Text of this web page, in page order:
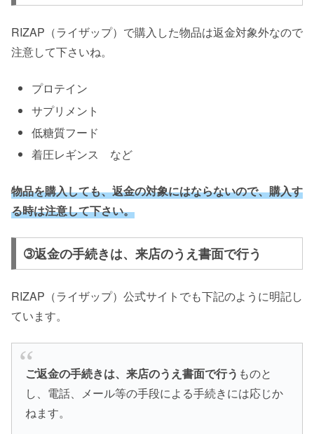
RIZAP（ライザップ）で購入した物品は返金対象外なので
注意して下さいね。
プロテイン
サプリメント
低糖質フード
着圧レギンス など
物品を購入しても、返金の対象にはならないので、購入す
る時は注意して下さい。
➂返金の手続きは、来店のうえ書面で行う
RIZAP（ライザップ）公式サイトでも下記のように明記し
ています。
ご返金の手続きは、来店のうえ書面で行う ものと
し、電話、メール等の手段による手続きには応じか
ねます。